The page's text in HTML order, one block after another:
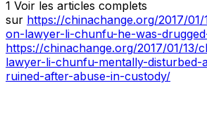
1 Voir les articles complets
sur https://chinachange.org/2017/
on-lawyer-li-chunfu-he-was-
https://chinachange.org/2017/01/13/
lawyer-li-chunfu-mentally-disturbed-
ruined-after-abuse-in-custody/